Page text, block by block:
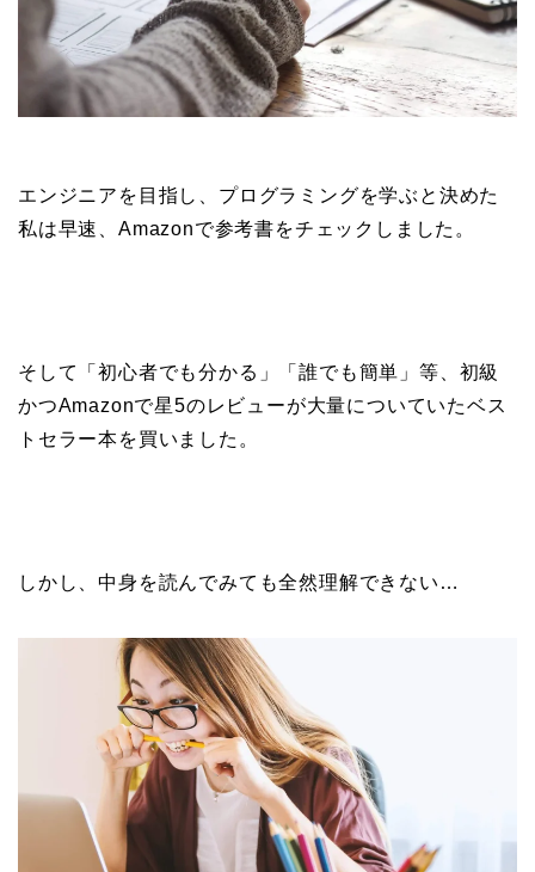
エンジニアを目指し、プログラミングを学ぶと決めた
私は早速、Amazonで参考書をチェックしました。
そして「初心者でも分かる」「誰でも簡単」 等、初級
かつAmazonで星5のレビューが大量についていたベス
トセラー本を買いました。
しかし、中身を読んでみても全然理解できない…